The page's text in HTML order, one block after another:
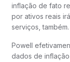
inflação de fato
por ativos reais
serviços, também.
Powell
dados de